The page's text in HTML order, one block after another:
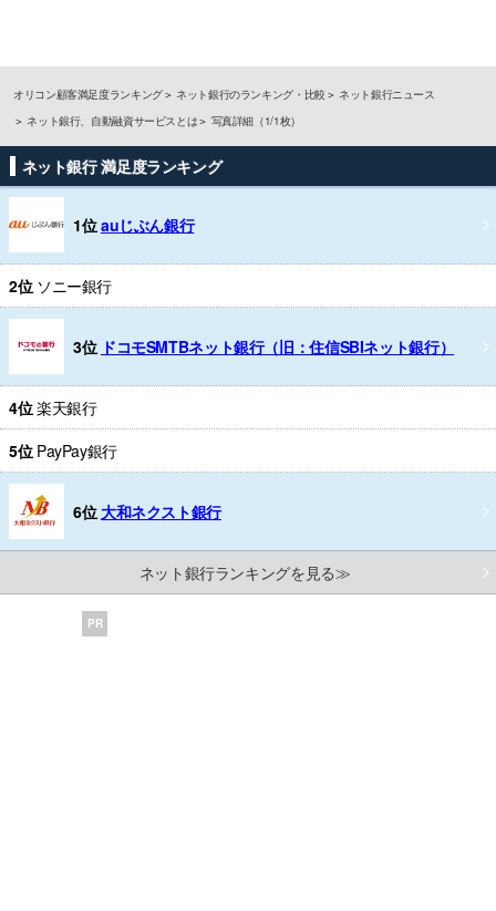
オリコン顧客満足度ランキング ネット銀行のランキング・比較
ネット銀行ニュース
ネット銀行、自動融資サービスとは
写真詳細（1/1枚）
ネット銀行 満足度ランキング
1位auじぶん銀行
2位 ソニー銀行
3位 ドコモSMTBネット銀行（旧：住信SBIネット銀行）
4位楽天銀行
5位 PayPay銀行
6位 大和ネクスト銀行
ネット銀行ランキングを見る≫
PR